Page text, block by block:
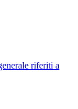
riferiti a